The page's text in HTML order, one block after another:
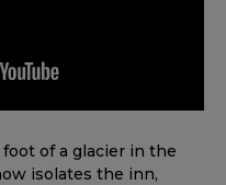
of a glacier in the
isolates the inn,